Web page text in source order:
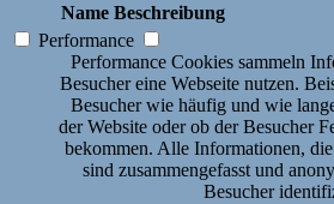
Name Beschreibung
Performance
Performance Cookies sammeln
Besucher eine Webseite nutzen.
Besucher wie häufig und wie
der Website oder ob der Besucher
bekommen. Alle Informationen,
sind zusammengefasst und
Besucher